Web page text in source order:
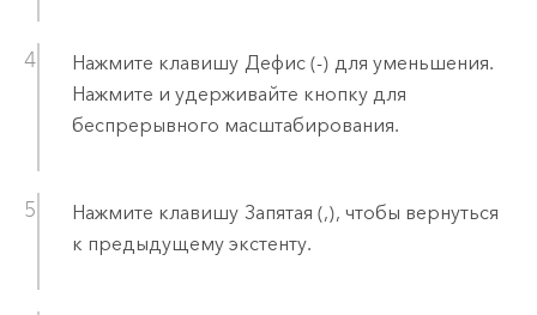
Нажмите клавишу Дефис (-) для уменьшения.
Нажмите и удерживайте кнопку для
беспрерывного масштабирования.
Нажмите клавишу Запятая (,), чтобы вернуться
к предыдущему экстенту.